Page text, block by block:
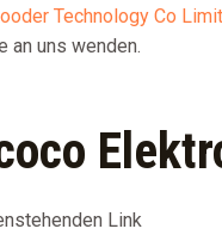
Technology Co
an uns wenden.
Link